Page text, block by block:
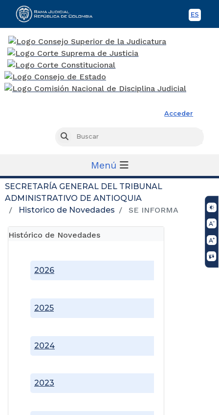
ES
Acceder
Buscar
Menú
SECRETARÍA GENERAL DEL TRIBUNAL
ADMINISTRATIVO DE ANTIOQUIA
Historico de Novedades
SE INFORMA
Histórico de Novedades
2023
2024
2025
2026